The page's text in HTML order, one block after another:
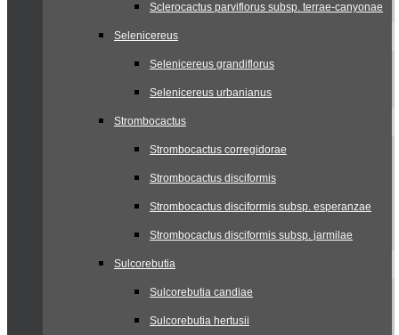
Sclerocactus parviflorus subsp. terrae-canyonae
Selenicereus
Selenicereus grandiflorus
Selenicereus urbanianus
Strombocactus
Strombocactus corregidorae
Strombocactus disciformis
Strombocactus disciformis subsp. esperanzae
Strombocactus disciformis subsp. jarmilae
Sulcorebutia
Sulcorebutia candiae
Sulcorebutia hertusii